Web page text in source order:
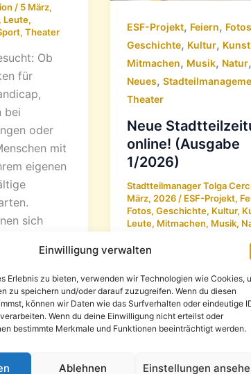
Einwilligung verwalten
Erlebnis zu bieten, verwenden wir Technologien wie Cookies,
zu speichern und/oder darauf zuzugreifen. Wenn du diesen
können wir Daten wie das Surfverhalten oder eindeutige
Wenn du deine Einwilligung nicht erteilst oder
bestimmte Merkmale und Funktionen beeinträchtigt werden.
Ablehnen Einstellungen
/ 5 März,
Leute,
, Theater
Ob
für
bei
oder
mit
eigenen
sich
ESF-Projekt, Feiern, Fotos
Geschichte, Kultur, Kunst
Mitmachen, Musik, Natur,
Neues,
Theater
Neue
online! (Ausgabe
1/2026)
Stadtteilmanager Tolga
März, 2026 / ESF-Projekt,
Fotos,Geschichte, Kultur,
Leute, Mitmachen, Musik,
Theater
Die aktuelle Ausgabe
„Sonnenberger“ ist
– dieses Mal als
Sonderausgabe mit 36
Sie sich auf vielfältige